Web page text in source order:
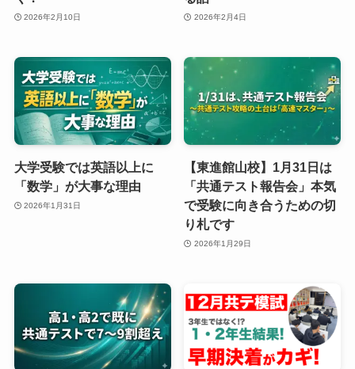
2026年2月10日 2026年2月4日
大学受験では英語以上に
「数学」が大事な理由
2026年1月31日
【東進館山校】1月31日は
「共通テスト報告会」本気
で受験に向き合うための切
り札です
2026年1月29日